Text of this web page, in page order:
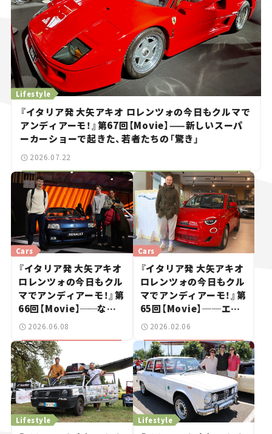
Lifestyle
『イタリア発 大矢アキオ ロレンツォの今日もクルマで
アンディアーモ！』第67回【Movie】——新しいスーパ
ーカーショーで起きた、若者たちの「驚き」
2026.07.22
Cars
『イタリア発 大矢アキオ
ロレンツォの今日もクル
マでアンディアーモ！』第
66回【Movie】──なぜ
「不鮮明」がトレンドに？
に熱視線を注ぐ理由
2026.06.08
Cars
『イタリア発 大矢アキオ
ロレンツォの今日もクル
マでアンディアーモ！』第
65回【Movie】──エン
ジン版ついに本国で発
2026.02.06
Lifestyle Lifestyle